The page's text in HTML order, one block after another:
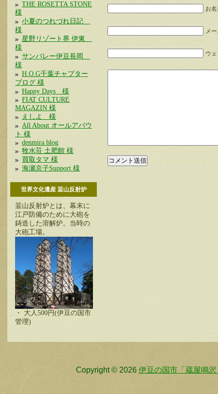
THE ROSETTA STONE
様
小夏のつれづれ日記
様
星野リゾート界 伊東
様
サンバレー伊豆長岡
様
H.O.G千葉チャプター
ブログ 様
Happy Days 様
FIAT CULTURE
MAGAZIN 様
えしよ 様
All About オールアバウ
ト 様
denmira blog
牧水荘 土肥館 様
買取タマ 様
海瀬京子Support 様
世界文化遺産 韮山反射炉
韮山反射炉とは、幕末に
江戸防備のために大砲を
鋳造した溶解炉。当時の
大砲工場。
・ 大人500円(伊豆の国市
管理)
お
メ
ウ
Copyright © 2026 伊豆の国市「蔵屋鳴